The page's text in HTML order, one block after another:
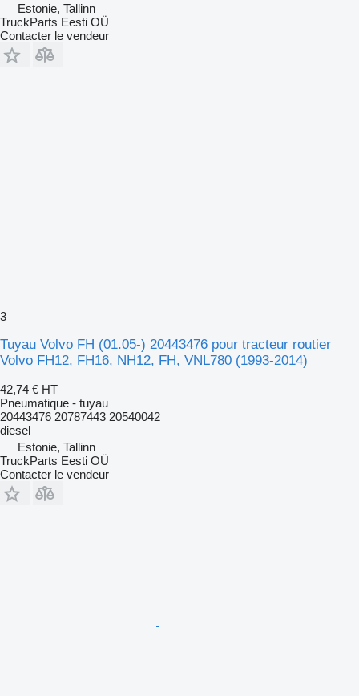
Estonie, Tallinn
TruckParts Eesti OÜ
Contacter le vendeur
3
Tuyau Volvo FH (01.05-) 20443476 pour tracteur routier
Volvo FH12, FH16, NH12, FH, VNL780 (1993-2014)
42,74 € HT
Pneumatique - tuyau
20443476 20787443 20540042
diesel
Estonie, Tallinn
TruckParts Eesti OÜ
Contacter le vendeur